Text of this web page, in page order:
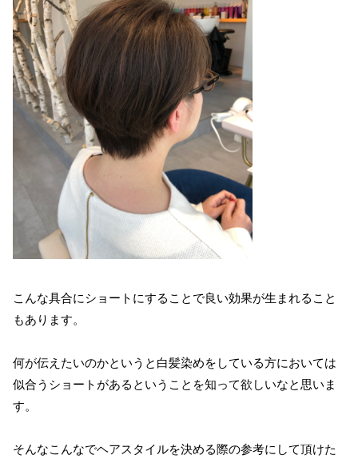
こんな具合にショートにすることで良い効果が生まれること
もあります。
何が伝えたいのかというと白髪染めをしている方においては
似合うショートがあるということを知って欲しいなと思いま
す。
そんなこんなでヘアスタイルを決める際の参考にして頂けた